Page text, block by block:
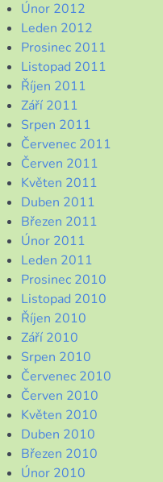
Únor 2012
Leden 2012
Prosinec 2011
Listopad 2011
Říjen 2011
Září 2011
Srpen 2011
Červenec 2011
Červen 2011
Květen 2011
Duben 2011
Březen 2011
Únor 2011
Leden 2011
Prosinec 2010
Listopad 2010
Říjen 2010
Září 2010
Srpen 2010
Červenec 2010
Červen 2010
Květen 2010
Duben 2010
Březen 2010
Únor 2010